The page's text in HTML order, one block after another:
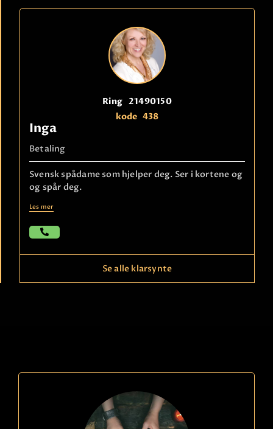
Ring 21490150
kode 438
Inga
Betaling
Svensk spådame som hjelper deg. Ser i kortene og
og spår deg.
Les mer
Se alle klarsynte